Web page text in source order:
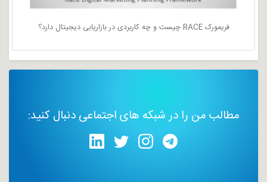
فریمورک RACE چیست و چه کاربردی در بازاریابی دیجیتال دارد؟
مطالب من را در شبکه های اجتماعی دنبال کنید: